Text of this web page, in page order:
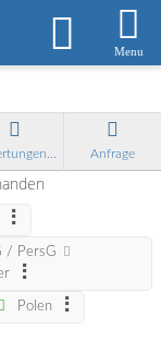
Menu
Anfrage
/ PersG
Polen